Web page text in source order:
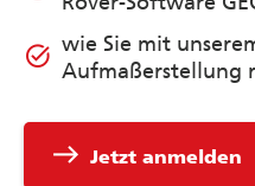
task_alt wie Sie mit
Aufmaßerstellung
east Jetzt anmelden